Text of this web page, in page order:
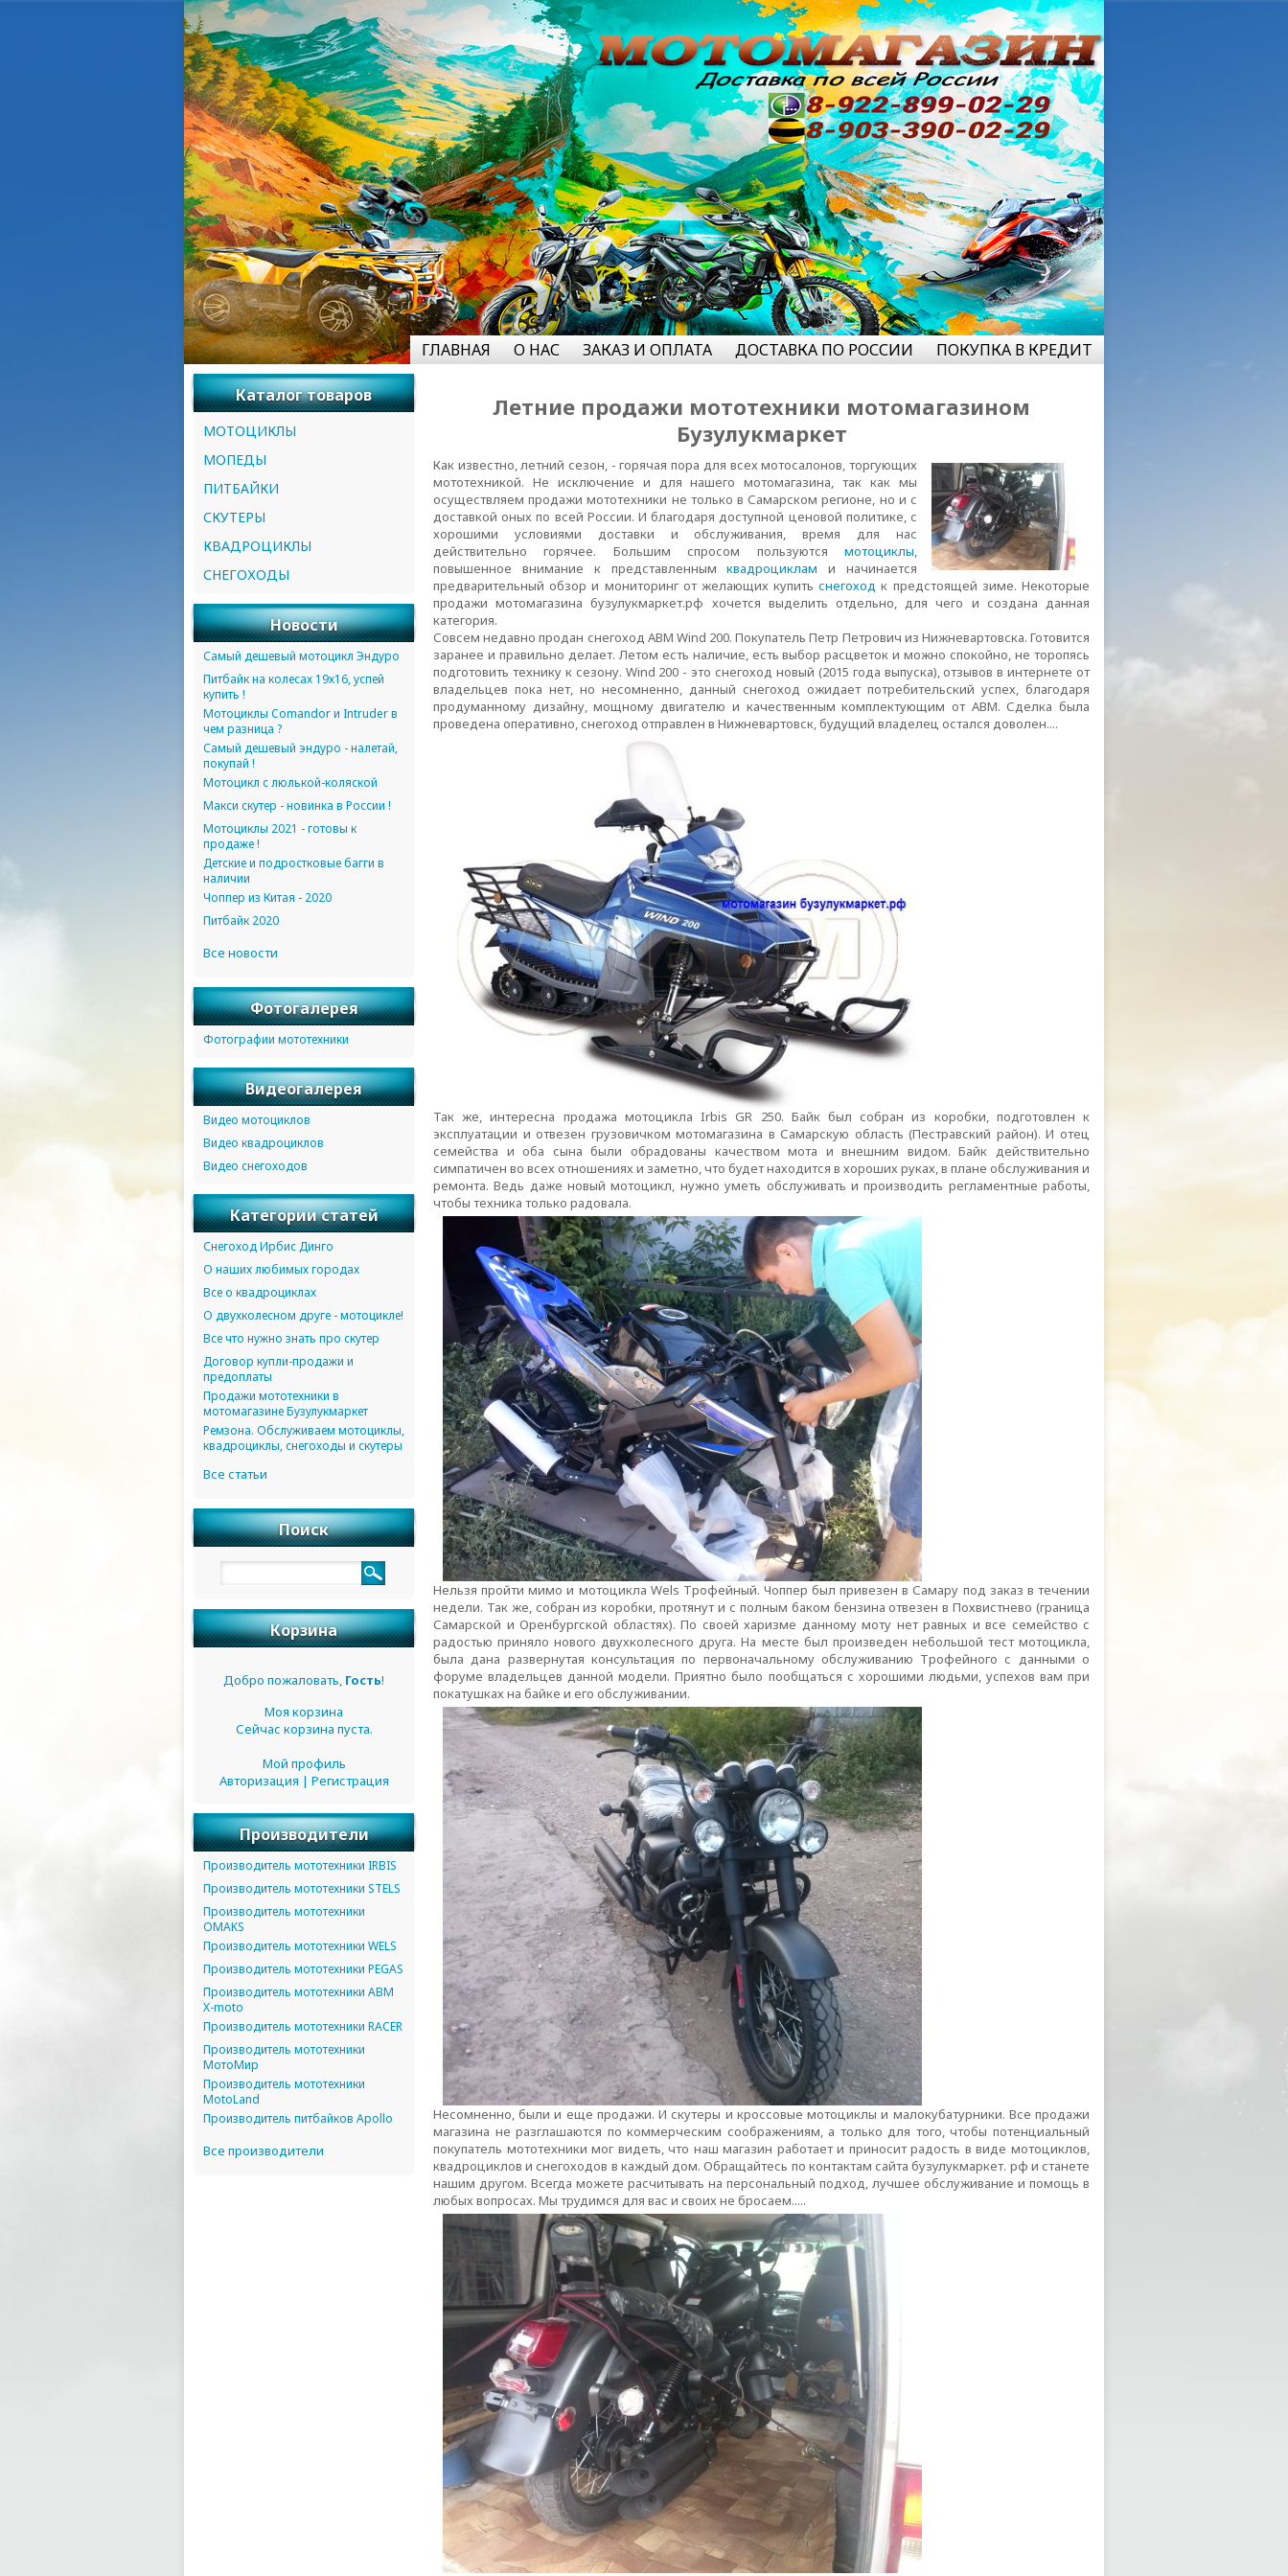
ГЛАВНАЯ О НАС ЗАКАЗ И ОПЛАТА ДОСТАВКА ПО РОССИИ ПОКУПКА В КРЕДИТ
Летние продажи мототехники мотомагазином
Бузулукмаркет
Как известно, летний сезон, - горячая пора для всех мотосалонов, торгующих
мототехникой. Не исключение и для нашего мотомагазина, так как мы
осуществляем продажи мототехники не только в Самарском регионе, но и с
доставкой оных по всей России. И благодаря доступной ценовой политике, с
хорошими условиями доставки и обслуживания, время для нас
действительно горячее. Большим спросом пользуются мотоциклы,
повышенное внимание к представленнымквадроциклам и начинается
предварительный обзор и мониторинг от желающих купитьснегоход к предстоящей зиме. Некоторые
продажи мотомагазина бузулукмаркет.рф хочется выделить отдельно, для чего и создана данная
категория.
Совсем недавно продан снегоход АВМ Wind 200. Покупатель Петр Петрович из Нижневартовска. Готовится
заранее и правильно делает. Летом есть наличие, есть выбор расцветок и можно спокойно, не торопясь
подготовить технику к сезону. Wind 200 - это снегоход новый (2015 года выпуска), отзывов в интернете от
владельцев пока нет, но несомненно, данный снегоход ожидает потребительский успех, благодаря
продуманному дизайну, мощному двигателю и качественным комплектующим от АВМ. Сделка была
проведена оперативно, снегоход отправлен в Нижневартовск, будущий владелец остался доволен....
Так же, интересна продажа мотоцикла Irbis GR 250. Байк был собран из коробки, подготовлен к
эксплуатации и отвезен грузовичком мотомагазина в Самарскую область (Пестравский район). И отец
семейства и оба сына были обрадованы качеством мота и внешним видом. Байк действительно
симпатичен во всех отношениях и заметно, что будет находится в хороших руках, в плане обслуживания и
ремонта. Ведь даже новый мотоцикл, нужно уметь обслуживать и производить регламентные работы,
чтобы техника только радовала.
Нельзя пройти мимо и мотоцикла Wels Трофейный. Чоппер был привезен в Самару под заказ в течении
недели. Так же, собран из коробки, протянут и с полным баком бензина отвезен в Похвистнево (граница
Самарской и Оренбургской областях). По своей харизме данному моту нет равных и все семейство с
радостью приняло нового двухколесного друга. На месте был произведен небольшой тест мотоцикла,
была дана развернутая консультация по первоначальному обслуживанию Трофейного с данными о
форуме владельцев данной модели. Приятно было пообщаться с хорошими людьми, успехов вам при
покатушках на байке и его обслуживании.
Несомненно, были и еще продажи. И скутеры и кроссовые мотоциклы и малокубатурники. Все продажи
магазина не разглашаются по коммерческим соображениям, а только для того, чтобы потенциальный
покупатель мототехники мог видеть, что наш магазин работает и приносит радость в виде мотоциклов,
квадроциклов и снегоходов в каждый дом. Обращайтесь по контактам сайта бузулукмаркет. рф и станете
нашим другом. Всегда можете расчитывать на персональный подход, лучшее обслуживание и помощь в
любых вопросах. Мы трудимся для вас и своих не бросаем.....
Каталог товаров
МОТОЦИКЛЫ
МОПЕДЫ
ПИТБАЙКИ
СКУТЕРЫ
КВАДРОЦИКЛЫ
СНЕГОХОДЫ
Новости
Самый дешевый мотоцикл Эндуро
Питбайк на колесах 19х16, успей
купить !
Мотоциклы Comandor и Intruder в
чем разница ?
Самый дешевый эндуро - налетай,
покупай !
Мотоцикл с люлькой-коляской
Макси скутер - новинка в России !
Мотоциклы 2021 - готовы к
продаже !
Детские и подростковые багги в
наличии
Чоппер из Китая - 2020
Питбайк 2020
Все новости
Фотогалерея
Фотографии мототехники
Видеогалерея
Видео мотоциклов
Видео квадроциклов
Видео снегоходов
Категории статей
Снегоход Ирбис Динго
О наших любимых городах
Все о квадроциклах
О двухколесном друге - мотоцикле!
Все что нужно знать про скутер
Договор купли-продажи и
предоплаты
Продажи мототехники в
мотомагазине Бузулукмаркет
Ремзона. Обслуживаем мотоциклы,
квадроциклы, снегоходы и скутеры
Все статьи
Поиск
Корзина
Добро пожаловать, Гость!
Моя корзина
Сейчас корзина пуста.
Мой профиль
Авторизация | Регистрация
Производители
Производитель мототехники IRBIS
Производитель мототехники STELS
Производитель мототехники
OMAKS
Производитель мототехники WELS
Производитель мототехники PEGAS
Производитель мототехники ABM
X-moto
Производитель мототехники RACER
Производитель мототехники
МотоМир
Производитель мототехники
MotoLand
Производитель питбайков Apollo
Все производители